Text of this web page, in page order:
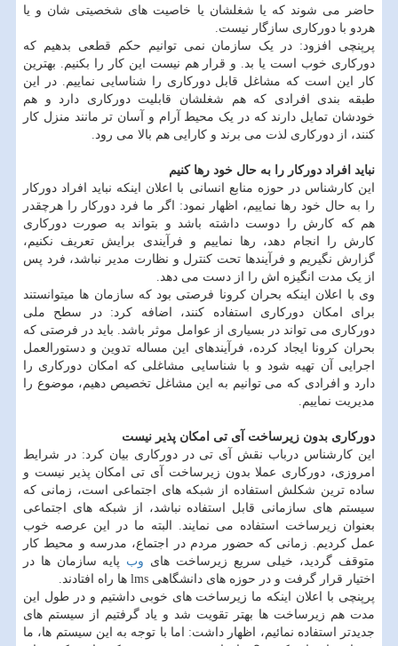
حاضر می شوند که یا شغلشان یا خاصیت های شخصیتی ­شان و یا
هردو با دورکاری سازگار نیست.
پرپنچی افزود: در یک سازمان نمی توانیم حکم قطعی بدهیم که
دورکاری خوب است یا بد. و قرار هم نیست این کار را بکنیم. بهترین
کار این است که مشاغل قابل دورکاری را شناسایی نماییم. در این
طبقه بندی افرادی که هم شغلشان قابلیت دورکاری دارد و هم
خودشان تمایل دارند که در یک محیط آرام و آسان تر مانند منزل کار
کنند، از دورکاری لذت می برند و کارایی هم بالا می رود.
نباید افراد دورکار را به حال خود رها کنیم
این کارشناس در حوزه منابع انسانی با اعلان اینکه نباید افراد دورکار
را به حال خود رها نماییم، اظهار نمود: اگر ما فرد دورکار را هرچقدر
هم که کارش را دوست داشته باشد و بتواند به صورت دورکاری
کارش را انجام دهد، رها نماییم و فرآیندی برایش تعریف نکنیم،
گزارش نگیریم و فرآیندها تحت کنترل و نظارت مدیر نباشد، فرد پس
از یک مدت انگیزه اش را از دست می دهد.
وی با اعلان اینکه بحران کرونا فرصتی بود که سازمان ها می­توانستند
برای امکان دورکاری استفاده کنند، اضافه کرد: در سطح ملی
دورکاری می تواند در بسیاری از عوامل موثر باشد. باید در فرصتی که
بحران کرونا ایجاد کرده، فرآیندهای این مساله تدوین و دستورالعمل
اجرایی آن تهیه شود و با شناسایی مشاغلی که امکان دورکاری را
دارد و افرادی که می توانیم به این مشاغل تخصیص دهیم، موضوع را
مدیریت نماییم.
دورکاری بدون زیرساخت آی تی امکان پذیر نیست
این کارشناس درباب نقش آی تی در دورکاری بیان کرد: در شرایط
امروزی، دورکاری عملا بدون زیرساخت آی تی امکان پذیر نیست و
ساده ترین شکلش استفاده از شبکه های اجتماعی است، زمانی که
سیستم های سازمانی قابل استفاده نباشد، از شبکه های اجتماعی
بعنوان زیرساخت استفاده می نمایند. البته ما در این عرصه خوب
عمل کردیم. زمانی که حضور مردم در اجتماع، مدرسه و محیط کار
متوقف گردید، خیلی سریع زیرساخت های وب پایه سازمان ها در
اختیار قرار گرفت و در حوزه های دانشگاهی lms ها راه افتادند.
پرپنچی با اعلان اینکه ما زیرساخت های خوبی داشتیم و در طول این
مدت هم زیرساخت ها بهتر تقویت شد و یاد گرفتیم از سیستم های
جدیدتر استفاده نمائیم، اظهار داشت: اما با توجه به این سیستم ها، ما